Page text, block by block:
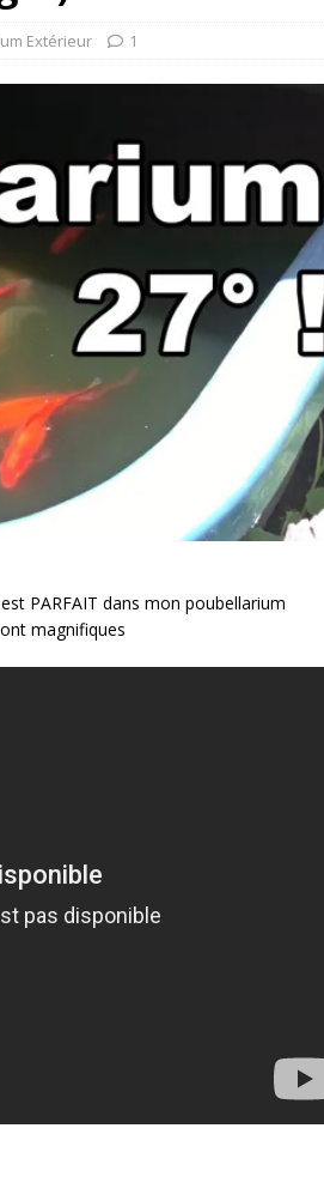
Extérieur 1
PARFAIT dans mon poubellarium
magnifiques